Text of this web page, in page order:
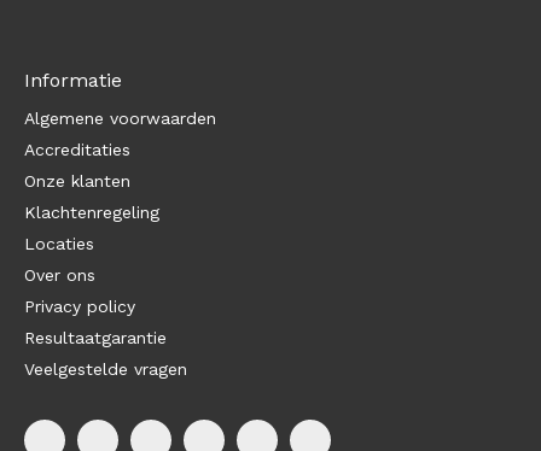
Informatie
Algemene voorwaarden
Accreditaties
Onze klanten
Klachtenregeling
Locaties
Over ons
Privacy policy
Resultaatgarantie
Veelgestelde vragen